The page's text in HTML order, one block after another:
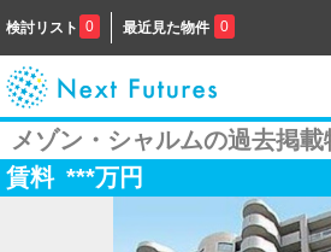
検討リスト 0 最近見た物件 0
メゾン・シャルムの過去掲載
賃料 ***万円